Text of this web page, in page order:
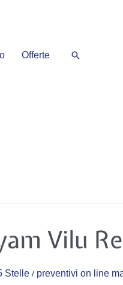
Offerte Cerca
Vilu
Stelle / preventivi on line